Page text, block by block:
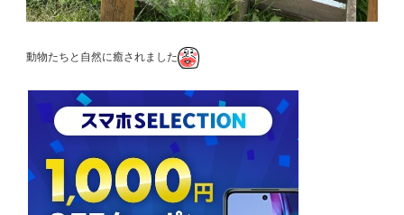
動物たちと自然に癒されました